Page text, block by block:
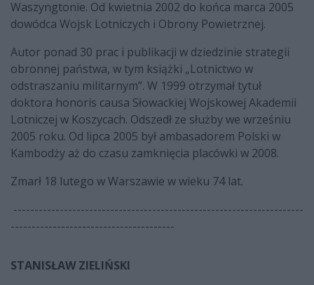
Waszyngtonie. Od kwietnia 2002 do końca marca 2005
dowódca Wojsk Lotniczych i Obrony Powietrznej.
Autor ponad 30 prac i publikacji w dziedzinie strategii
obronnej państwa, w tym książki „Lotnictwo w
odstraszaniu militarnym”. W 1999 otrzymał tytuł
doktora honoris causa Słowackiej Wojskowej Akademii
Lotniczej w Koszycach. Odszedł ze służby we wrześniu
2005 roku. Od lipca 2005 był ambasadorem Polski w
Kambodży aż do czasu zamknięcia placówki w 2008.
Zmarł 18 lutego w Warszawie w wieku 74 lat.
---------------------------------------------------------------------
---------------------------------------
STANISŁAW ZIELIŃSKI